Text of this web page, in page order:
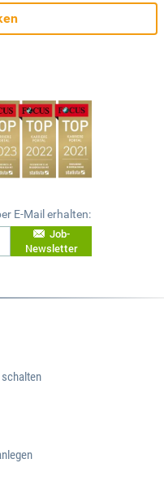
E-Mail erhalten:
Job-
Newsletter